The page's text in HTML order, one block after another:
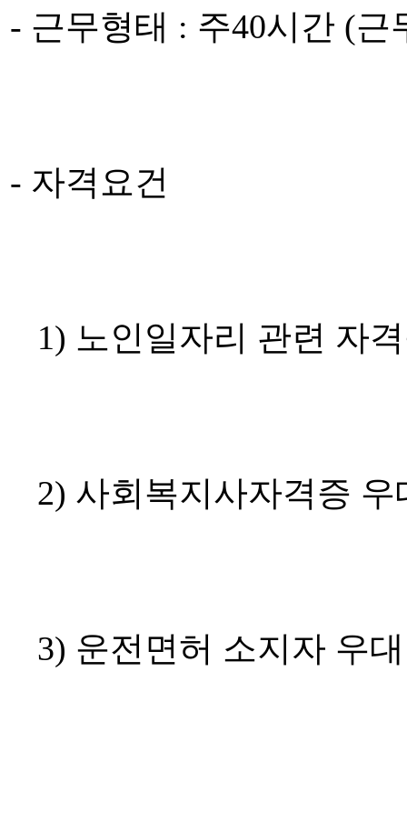
- 근무형태 : 주40시간 (근
- 자격요건
1) 노인일자리 관련 자
2) 사회복지사자격증 우
3) 운전면허 소지자 우대